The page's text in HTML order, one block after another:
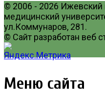
© 2006 - 2026 Ижевский
медицинский
ул.Коммунаров, 281.
© Сайт разработан веб
Меню сайта